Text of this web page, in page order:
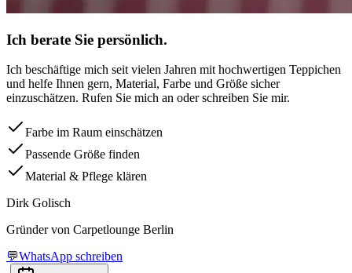
Ich berate Sie persönlich.
Ich beschäftige mich seit vielen Jahren mit hochwertigen Teppichen
und helfe Ihnen gern, Material, Farbe und Größe sicher
einzuschätzen. Rufen Sie mich an oder schreiben Sie mir.
Farbe im Raum einschätzen
Passende Größe finden
Material & Pflege klären
Dirk Golisch
Gründer von Carpetlounge Berlin
💬WhatsApp schreiben